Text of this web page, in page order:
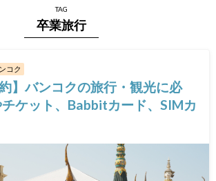
TAG
卒業旅行
コク
】バンコクの旅行・観光に必
ケット、Babbitカード、SIMカ